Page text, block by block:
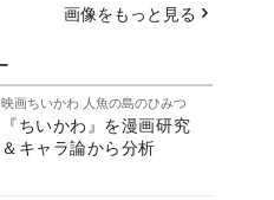
画像をもっと見る
映画ちいかわ 人魚の島のひみつ
『ちいかわ』を漫画研究
＆キャラ論から分析